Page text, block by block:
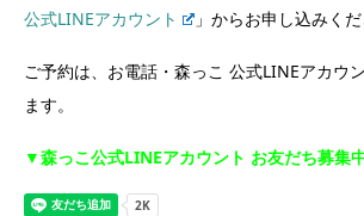
公式LINEアカウント
」からお申し込みくだ
ご予約は、お電話・森っこ 公式LINEアカウ
ます。
▼森っこ公式LINEアカウント お友だち募集